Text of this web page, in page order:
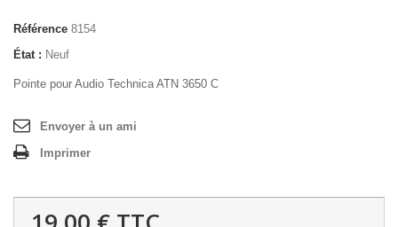
Référence 8154
État : Neuf
Pointe pour Audio Technica ATN 3650 C
Envoyer à un ami
Imprimer